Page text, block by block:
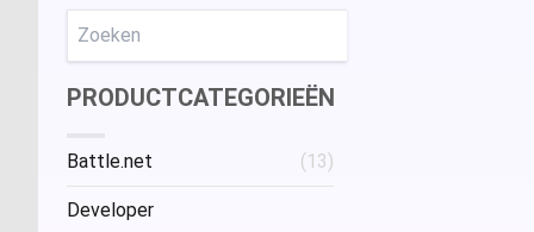
Steam
Ubisoft / Uplay
PRODUCTCATEGORIEËN
Battle.net (13)
Developer